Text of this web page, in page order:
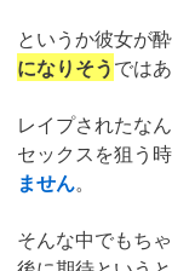
というか彼女が
になりそうでは
レイプされたな
セックスを狙う
ません。
そんな中でもち